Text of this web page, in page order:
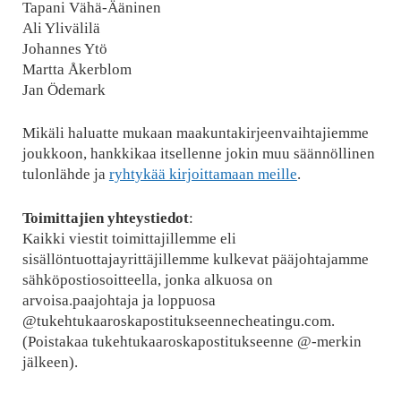
Tapani Vähä-Ääninen
Ali Ylivälilä
Johannes Ytö
Martta Åkerblom
Jan Ödemark
Mikäli haluatte mukaan maakuntakirjeenvaihtajiemme
joukkoon, hankkikaa itsellenne jokin muu säännöllinen
tulonlähde ja ryhtykää kirjoittamaan meille.
Toimittajien yhteystiedot:
Kaikki viestit toimittajillemme eli
sisällöntuottajayrittäjillemme kulkevat pääjohtajamme
sähköpostiosoitteella, jonka alkuosa on
arvoisa.paajohtaja ja loppuosa
@tukehtukaaroskapostitukseennecheatingu.com.
(Poistakaa tukehtukaaroskapostitukseenne @-merkin
jälkeen).